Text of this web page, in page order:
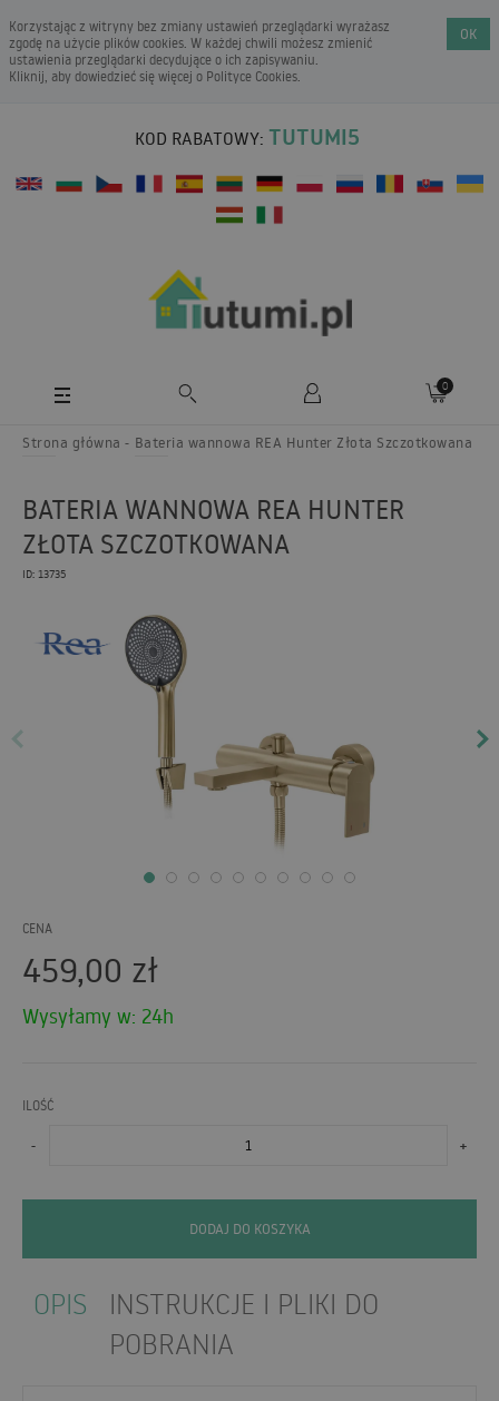
Korzystając z witryny bez zmiany ustawień przeglądarki wyrażasz
zgodę na użycie plików cookies. W każdej chwili możesz zmienić
ustawienia przeglądarki decydujące o ich zapisywaniu.
Kliknij, aby dowiedzieć się więcej o Polityce Cookies.
OK
KOD RABATOWY: TUTUMI5
0
Strona główna Bateria wannowa REA Hunter Złota Szczotkowana
BATERIA WANNOWA REA HUNTER
ZŁOTA SZCZOTKOWANA
ID: 13735
CENA
459,00 zł
Wysyłamy w: 24h
ILOŚĆ
- +
DODAJ DO KOSZYKA
OPIS
INSTRUKCJE I PLIKI DO
POBRANIA